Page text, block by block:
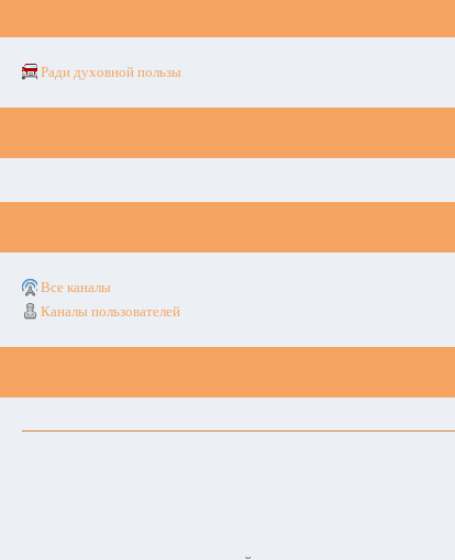
Ради духовной пользы
Все каналы
Каналы пользователей